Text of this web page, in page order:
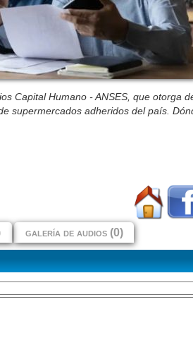
Capital Humano - ANSES, que otorga
supermercados adheridos del país.
galería de audios (0)